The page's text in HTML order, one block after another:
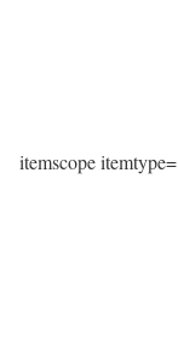
itemscope